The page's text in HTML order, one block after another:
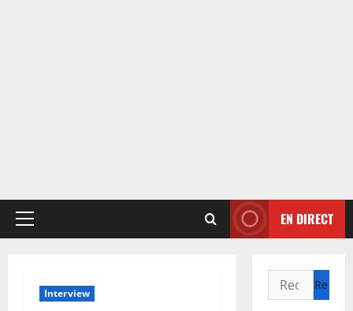
Menu
EN DIRECT
Interview
Rechercher :